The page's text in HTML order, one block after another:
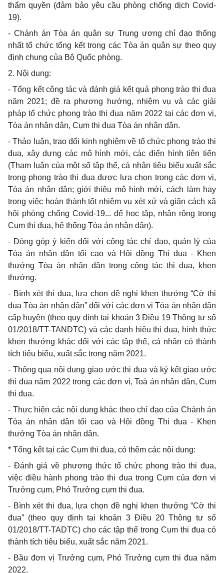
thẩm quyền (đảm bảo yêu cầu phòng chống dịch Covid-
19).
- Chánh án Tòa án quân sự Trung ương chỉ đạo thống
nhất tổ chức tổng kết trong các Tòa án quân sự theo quy
định chung của Bộ Quốc phòng.
2. Nội dung:
- Tổng kết công tác và đánh giá kết quả phong trào thi đua
năm 2021; đề ra phương hướng, nhiệm vụ và các giải
pháp tổ chức phong trào thi đua năm 2022 tại các đơn vị,
Tòa án nhân dân, Cụm thi đua Tòa án nhân dân.
- Thảo luận, trao đổi kinh nghiệm về tổ chức phong trào thi
đua, xây dựng các mô hình mới, các điển hình tiên tiến
(Tham luận của một số tập thể, cá nhân tiêu biểu xuất sắc
trong phong trào thi đua được lựa chọn trong các đơn vị,
Tòa án nhân dân; giới thiệu mô hình mới, cách làm hay
trong việc hoàn thành tốt nhiệm vụ xét xử và giãn cách xã
hội phòng chống Covid-19... để học tập, nhân rộng trong
Cụm thi đua, hệ thống Tòa án nhân dân).
- Đóng góp ý kiến đối với công tác chỉ đạo, quản lý của
Tòa án nhân dân tối cao và Hội đồng Thi đua - Khen
thưởng Tòa án nhân dân trong công tác thi đua, khen
thưởng.
- Bình xét thi đua, lựa chọn đề nghị khen thưởng “Cờ thi
đua Tòa án nhân dân” đối với các đơn vị Tòa án nhân dân
cấp huyện (theo quy định tại khoản 3 Điều 19 Thông tư số
01/2018/TT-TANDTC) và các danh hiệu thi đua, hình thức
khen thưởng khác đối với các tập thể, cá nhân có thành
tích tiêu biểu, xuất sắc trong năm 2021.
- Thông qua nội dung giao ước thi đua và ký kết giao ước
thi đua năm 2022 trong các đơn vị, Toà án nhân dân, Cụm
thi đua.
- Thực hiện các nội dung khác theo chỉ đạo của Chánh án
Tòa án nhân dân tối cao và Hội đồng Thi đua - Khen
thưởng Tòa án nhân dân.
* Tổng kết tại các Cụm thi đua, có thêm các nội dung:
- Đánh giá về phương thức tổ chức phong trào thi đua,
việc điều hành phong trào thi đua trong Cụm của đơn vị
Trưởng cụm, Phó Trưởng cụm thi đua.
- Bình xét thi đua, lựa chọn đề nghị khen thưởng “Cờ thi
đua” (theo quy định tại khoản 3 Điều 20 Thông tư số
01/2018/TT-TADTC) cho các tập thể trong Cụm thi đua có
thành tích tiêu biểu, xuất sắc năm 2021.
- Bầu đơn vị Trưởng cụm, Phó Trưởng cụm thi đua năm
2022.